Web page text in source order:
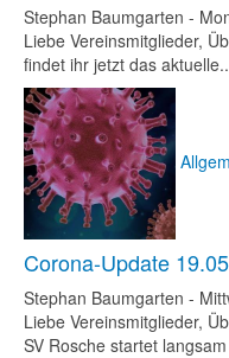
Stephan Baumgarten -
Liebe Vereinsmitglieder,
findet ihr jetzt das
Corona-Update
Stephan Baumgarten -
Liebe Vereinsmitglieder,
SV Rosche startet